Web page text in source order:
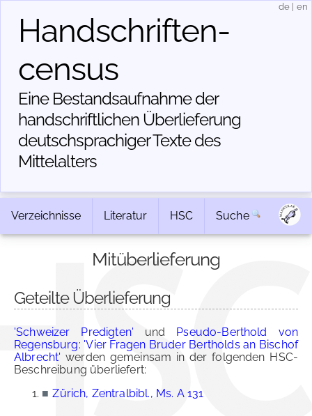
Handschriften­
census
Eine Bestandsaufnahme der
handschriftlichen Über­lieferung
deutschsprachiger Texte des
Mittelalters
de en
Verzeichnisse Literatur HSC Suche
Mitüberlieferung
Geteilte Überlieferung
'Schweizer Predigten' und Pseudo-Berthold von
Regensburg: 'Vier Fragen Bruder Bertholds an Bischof
Albrecht' werden gemeinsam in der folgenden HSC-
Beschreibung überliefert:
■ Zürich, Zentralbibl., Ms. A 131